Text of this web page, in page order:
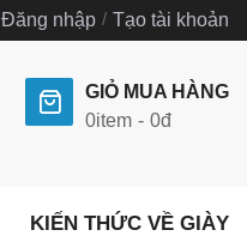
Đăng nhập Tạo tài khoản
GIỎ MUA HÀNG
0item 0đ
KIẾN THỨC VỀ GIÀY